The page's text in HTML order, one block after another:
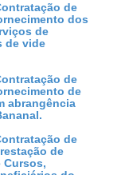
de
dos
de
de vide
de
de
abrangência
de
de
Cursos,